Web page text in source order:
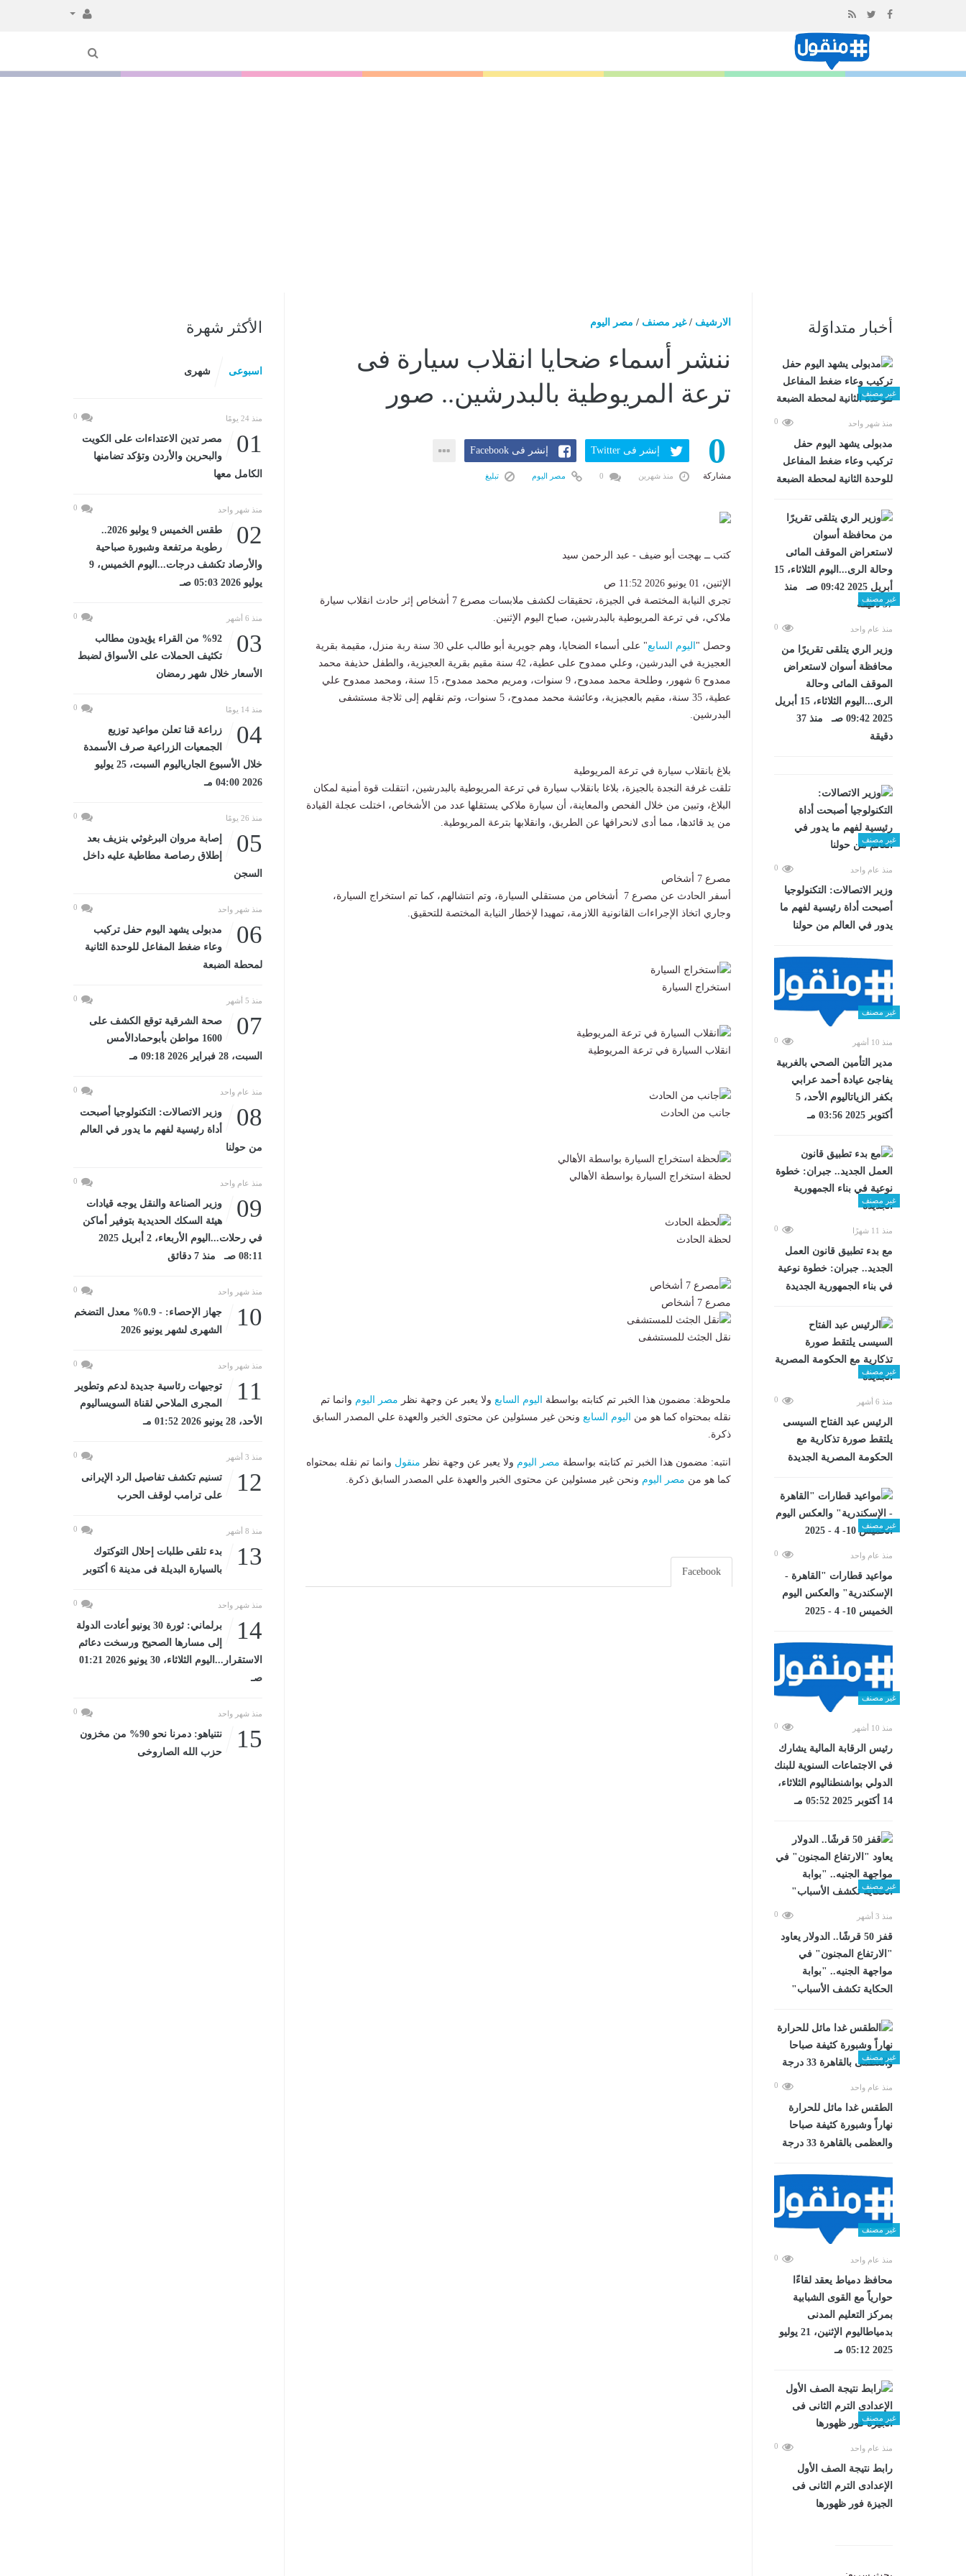
المحتوى
أخبار متداوَلة
غير مصنف
منذ شهر واحد 0
مدبولى يشهد اليوم حفل
تركيب وعاء ضغط المفاعل
للوحدة الثانية لمحطة الضبعة
غير مصنف
منذ عام واحد 0
وزير الري يتلقى تقريرًا من
محافظة أسوان لاستعراض
الموقف المائى وحالة
الرى...اليوم الثلاثاء، 15 أبريل
2025 09:42 صـ منذ 37
دقيقة
غير مصنف
منذ عام واحد 0
وزير الاتصالات: التكنولوجيا
أصبحت أداة رئيسية لفهم ما
يدور في العالم من حولنا
غير مصنف
منذ 10 أشهر 0
مدير التأمين الصحي بالغربية
يفاجئ عيادة أحمد عرابي
بكفر الزياتاليوم الأحد، 5
أكتوبر 2025 03:56 مـ
غير مصنف
منذ 11 شهرًا 0
مع بدء تطبيق قانون العمل
الجديد.. جبران: خطوة نوعية
في بناء الجمهورية الجديدة
غير مصنف
منذ 6 أشهر 0
الرئيس عبد الفتاح السيسى
يلتقط صورة تذكارية مع
الحكومة المصرية الجديدة
غير مصنف
منذ عام واحد 0
مواعيد قطارات "القاهرة -
الإسكندرية" والعكس اليوم
الخميس 10- 4 - 2025
غير مصنف
منذ 10 أشهر 0
رئيس الرقابة المالية يشارك
في الاجتماعات السنوية للبنك
الدولي بواشنطناليوم الثلاثاء،
14 أكتوبر 2025 05:52 مـ
غير مصنف
منذ 3 أشهر 0
قفز 50 قرشًا.. الدولار يعاود
"الارتفاع المجنون" في
مواجهة الجنيه.. "بوابة
الحكاية تكشف الأسباب"
غير مصنف
منذ عام واحد 0
الطقس غدا مائل للحرارة
نهاراً وشبورة كثيفة صباحا
والعظمى بالقاهرة 33 درجة
غير مصنف
منذ عام واحد 0
محافظ دمياط يعقد لقاءًا
حوارياً مع القوى الشبابية
بمركز التعليم المدنى
بدمياطاليوم الإثنين، 21 يوليو
2025 05:12 مـ
غير مصنف
منذ عام واحد 0
رابط نتيجة الصف الأول
الإعدادى الترم الثانى فى
الجيزة فور ظهورها
الارشيف /غير مصنف / مصر اليوم
ننشر أسماء ضحايا انقلاب سيارة فى
ترعة المريوطية بالبدرشين.. صور
0
مشاركة
إنشر فى Twitter إنشر فى Facebook
منذ شهرين مصر اليوم تبليغ
كتب ــ بهجت أبو ضيف - عبد الرحمن سيد
الإثنين، 01 يونيو 2026 11:52 ص
تجري النيابة المختصة في الجيزة، تحقيقات لكشف ملابسات مصرع 7 أشخاص إثر حادث انقلاب سيارة
ملاكي، في ترعة المريوطية بالبدرشين، صباح اليوم الإثنين.
وحصل " اليوم السابع
" على أسماء الضحايا، وهم جويرية أبو طالب علي 30 سنة ربة منزل، مقيمة بقرية
العجيزية في البدرشين، وعلي ممدوح على عطية، 42 سنة مقيم بقرية العجيزية، والطفل حذيفة محمد
ممدوح 6 شهور، وطلحة محمد ممدوح، 9 سنوات، ومريم محمد ممدوح، 15 سنة، ومحمد ممدوح علي
عطية، 35 سنة، مقيم بالعجيزية، وعائشة محمد ممدوح، 5 سنوات، وتم نقلهم إلى ثلاجة مستشفى
البدرشين.
بلاغ بانقلاب سيارة في ترعة المريوطية
تلقت غرفة النجدة بالجيزة، بلاغا بانقلاب سيارة في ترعة المريوطية بالبدرشين، انتقلت قوة أمنية لمكان
البلاغ، وتبين من خلال الفحص والمعاينة، أن سيارة ملاكي يستقلها عدد من الأشخاص، اختلت عجلة القيادة
من يد قائدها، مما أدى لانحرافها عن الطريق، وانقلابها بترعة المريوطية.
مصرع 7 أشخاص
أسفر الحادث عن مصرع 7 أشخاص من مستقلي السيارة، وتم انتشالهم، كما تم استخراج السيارة،
وجاري اتخاذ الإجراءات القانونية اللازمة، تمهيدا لإخطار النيابة المختصة للتحقيق.
استخراج السيارة
انقلاب السيارة في ترعة المريوطية
جانب من الحادث
لحظة استخراج السيارة بواسطة الأهالي
لحظة الحادث
مصرع 7 أشخاص
نقل الجثث للمستشفى
ملحوظة: مضمون هذا الخبر تم كتابته بواسطة اليوم السابع ولا يعبر عن وجهة نظر مصر اليوم وانما تم
نقله بمحتواه كما هو من
اليوم السابع ونحن غير مسئولين عن محتوى الخبر والعهدة علي المصدر السابق
ذكرة.
انتبه: مضمون هذا الخبر تم كتابته بواسطة مصر اليوم ولا يعبر عن وجهة نظر منقول وانما تم نقله بمحتواه
كما هو من مصر اليوم ونحن غير مسئولين عن محتوى الخبر والعهدة علي المصدر السابق ذكرة.
Facebook
الأكثر شهرة
اسبوعى شهرى
منذ 24 يومًا 0
01
مصر تدين الاعتداءات على الكويت
والبحرين والأردن وتؤكد تضامنها
الكامل معها
منذ شهر واحد 0
02
طقس الخميس 9 يوليو 2026..
رطوبة مرتفعة وشبورة صباحية
والأرصاد تكشف درجات...اليوم الخميس، 9
يوليو 2026 05:03 صـ
منذ 6 أشهر 0
03
%92 من القراء يؤيدون مطالب
تكثيف الحملات على الأسواق لضبط
الأسعار خلال شهر رمضان
منذ 14 يومًا 0
04
زراعة قنا تعلن مواعيد توزيع
الجمعيات الزراعية صرف الأسمدة
خلال الأسبوع الجارياليوم السبت، 25 يوليو
2026 04:00 مـ
منذ 26 يومًا 0
05
إصابة مروان البرغوثي بنزيف بعد
إطلاق رصاصة مطاطية عليه داخل
السجن
منذ شهر واحد 0
06
مدبولى يشهد اليوم حفل تركيب
وعاء ضغط المفاعل للوحدة الثانية
لمحطة الضبعة
منذ 5 أشهر 0
07
صحة الشرقية توقع الكشف على
1600 مواطن بأبوحمادالأمس
السبت، 28 فبراير 2026 09:18 مـ
منذ عام واحد 0
08
وزير الاتصالات: التكنولوجيا أصبحت
أداة رئيسية لفهم ما يدور في العالم
من حولنا
منذ عام واحد 0
09
وزير الصناعة والنقل يوجه قيادات
هيئة السكك الحديدية بتوفير أماكن
في رحلات...اليوم الأربعاء، 2 أبريل 2025
08:11 صـ منذ 7 دقائق
منذ شهر واحد 0
10
جهاز الإحصاء: - 0.9% معدل التضخم
الشهرى لشهر يونيو 2026
منذ شهر واحد 0
11
توجيهات رئاسية جديدة لدعم وتطوير
المجرى الملاحي لقناة السويساليوم
الأحد، 28 يونيو 2026 01:52 مـ
منذ 3 أشهر 0
12
تسنيم تكشف تفاصيل الرد الإيرانى
على ترامب لوقف الحرب
منذ 8 أشهر 0
13
بدء تلقى طلبات إحلال التوكتوك
بالسيارة البديلة فى مدينة 6 أكتوبر
منذ شهر واحد 0
14
برلماني: ثورة 30 يونيو أعادت الدولة
إلى مسارها الصحيح ورسخت دعائم
الاستقرار...اليوم الثلاثاء، 30 يونيو 2026 01:21
صـ
منذ شهر واحد 0
15
نتنياهو: دمرنا نحو 90% من مخزون
حزب الله الصاروخى